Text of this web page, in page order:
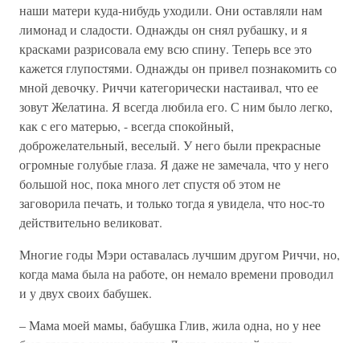
наши матери куда-нибудь уходили. Они оставляли нам
лимонад и сладости. Однажды он снял рубашку, и я
красками разрисовала ему всю спину. Теперь все это
кажется глупостями. Однажды он привел познакомить со
мной девочку. Риччи категорически настаивал, что ее
зовут Желатина. Я всегда любила его. С ним было легко,
как с его матерью, - всегда спокойный,
доброжелательный, веселый. У него были прекрасные
огромные голубые глаза. Я даже не замечала, что у него
большой нос, пока много лет спустя об этом не
заговорила печать, и только тогда я увидела, что нос-то
действительно великоват.
Многие годы Мэри оставалась лучшим другом Риччи, но,
когда мама была на работе, он немало времени проводил
и у двух своих бабушек.
– Мама моей мамы, бабушка Глив, жила одна, но у нее